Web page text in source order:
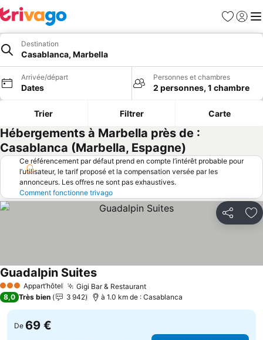
Favoris
Se
Destination
Casablanca, Marbella
Arrivée/départ
Dates
Personnes et chambres
2 personnes, 1 chambre
Trier Filtrer Carte
Hébergements à Marbella près de :
Casablanca (Marbella, Espagne)
Ce référencement par défaut prend en compte l’intérêt probable pour
l’utilisateur, le tarif proposé et la compensation versée par les
annonceurs. Les offres ne sont pas exhaustives.
Comment fonctionne trivago
Partager
3 ÉtoilesAppart’hôtel Gigi Bar & Restaurant
Guadalpin Suites
8,0 Très bien 3 942 à 1.0 km de : Casablanca
De 69 €